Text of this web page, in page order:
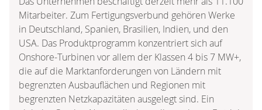
Mitarbeiter. Zum Fertigungsverbund gehören Werke
in Deutschland, Spanien, Brasilien, Indien, und den
USA. Das Produktprogramm konzentriert sich auf
Onshore-Turbinen vor allem der Klassen 4 bis 7 MW+,
die auf die Marktanforderungen von Ländern mit
begrenzten Ausbauflächen und Regionen mit
begrenzten Netzkapazitäten ausgelegt sind. Ein